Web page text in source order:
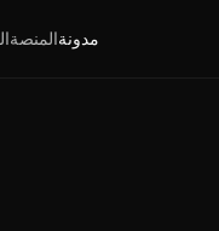
مدونةالمنصة